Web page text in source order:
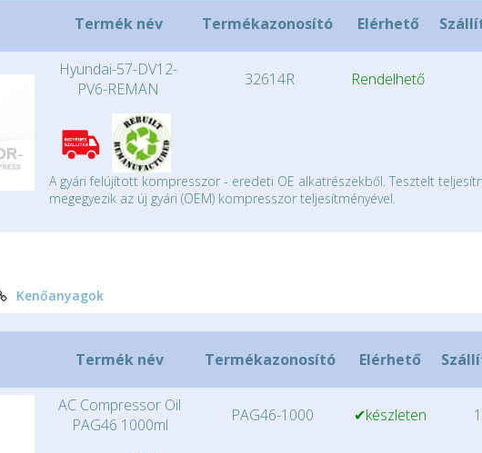
Termék név Termékazonosító Elérhető
Hyundai-57-DV12-
PV6-REMAN
32614R Rendelhető
A gyári felújított kompresszor - eredeti OE alkatrészekből. Tesztelt
megegyezik az új gyári (OEM) kompresszor teljesítményével.
Kenőanyagok
Termék név Termékazonosító Elérhető
AC Compressor Oil
PAG46 1000ml
PAG46-1000 ✔készleten